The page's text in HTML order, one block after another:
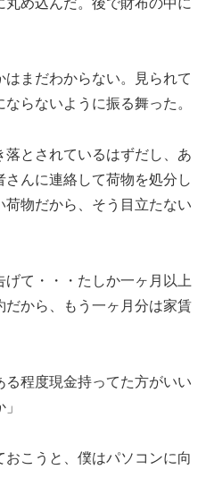
まだわからない。見られて
らないように振る舞った。
とされているはずだし、あ
んに連絡して荷物を処分し
物だから、そう目立たない
て・・・たしか一ヶ月以上
から、もう一ヶ月分は家賃
る程度現金持ってた方がいい
こうと、僕はパソコンに向